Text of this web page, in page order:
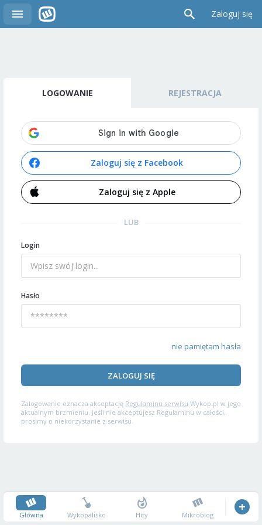
Zaloguj się
LOGOWANIE REJESTRACJA
Zaloguj się z Facebook
Zaloguj się z Apple
LUB
Login
Hasło
nie pamiętam hasła
ZALOGUJ SIĘ
Zalogowanie oznacza akceptację Regulaminu serwisu Wykop.pl w jego
aktualnym brzmieniu. Jeśli nie akceptujesz Regulaminu w całości,
prosimy o niekorzystanie z serwisu.
Główna Wykopalisko Hity Mikroblog